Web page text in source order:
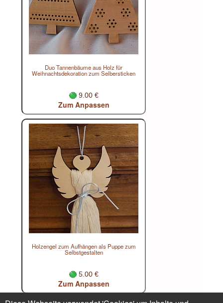
Duo Tannenbäume aus Holz für
Weihnachtsdekoration zum Selbersticken
9.00 €
Zum Anpassen
Holzengel zum Aufhängen als Puppe zum
Selbstgestalten
5.00 €
Zum Anpassen